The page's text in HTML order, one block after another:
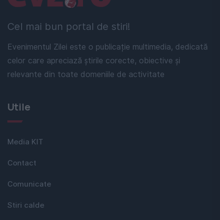
Cel mai bun portal de stiri!
Evenimentul Zilei este o publicație multimedia, dedicată
celor care apreciază știrile corecte, obiective și
relevante din toate domeniile de activitate
Utile
Media KIT
Contact
Comunicate
Stiri calde